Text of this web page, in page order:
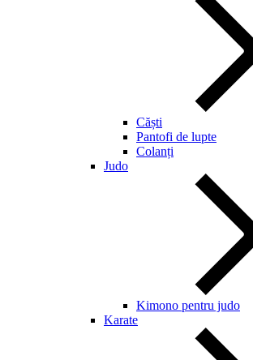
Căști
Pantofi de lupte
Colanți
Judo
Kimono pentru judo
Karate